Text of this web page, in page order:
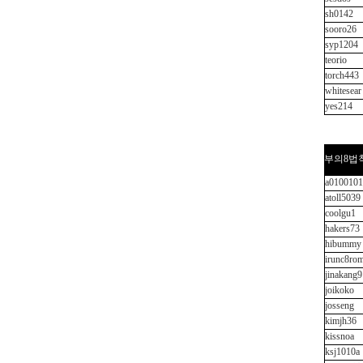
sh0142
sooro26
syp1204
teorio
torch443
whitesear
yes214
부의8법
atoll5039
coolgu1
hakers73
hibummy
jinakang9
joikoko
josseng
kimjh36
kissnoa
ksj1010a